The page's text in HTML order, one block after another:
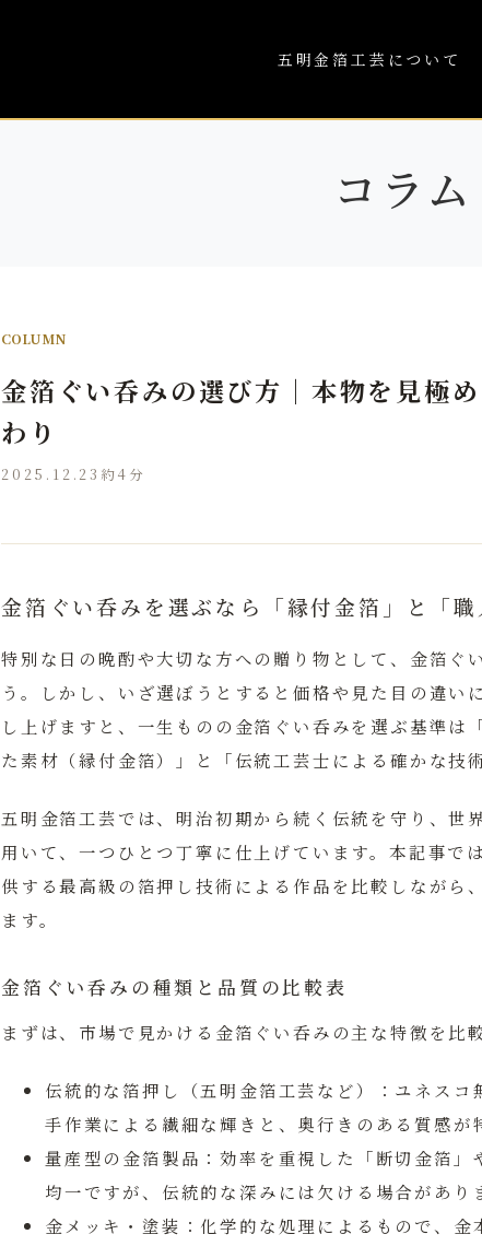
五明金箔工芸について
コラム
COLUMN
金箔ぐい呑みの選び方｜本物を見極
わり
2025.12.23 約4分
金箔ぐい呑みを選ぶなら「縁付金箔」と「
特別な日の晩酌や大切な方への贈り物として、金箔ぐ
う。しかし、いざ選ぼうとすると価格や見た目の違い
し上げますと、一生ものの金箔ぐい呑みを選ぶ基準は
た素材（縁付金箔）」と「伝統工芸士による確かな技
五明金箔工芸では、明治初期から続く伝統を守り、世
用いて、一つひとつ丁寧に仕上げています。本記事で
供する最高級の箔押し技術による作品を比較しながら
ます。
金箔ぐい呑みの種類と品質の比較表
まずは、市場で見かける金箔ぐい呑みの主な特徴を比
伝統的な箔押し（五明金箔工芸など）
：ユネス
手作業による繊細な輝きと、奥行きのある質感が
量産型の金箔製品 ：効率を重視した「断切金箔」
均一ですが、伝統的な深みには欠ける場合があり
金メッキ・塗装 ：化学的な処理によるもので、